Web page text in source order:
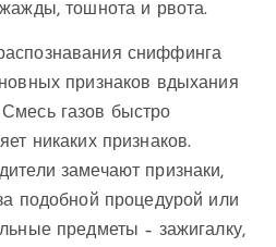
тошнота и рвота.
сниффинга
признаков вдыхания
газов быстро
никаких признаков.
замечают признаки,
подобной процедурой или
предметы – зажигалку,